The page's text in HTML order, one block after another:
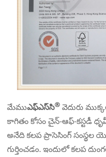
మేముఎఫ్‌ఎస్‌సి® వెదురు
కాగితం కోసం చైన్-ఆఫ్-కస్టడీ
అనేది కలప ప్రాసెసింగ్ సంస్థల
గుర్తించడం. ఇందులో కలప